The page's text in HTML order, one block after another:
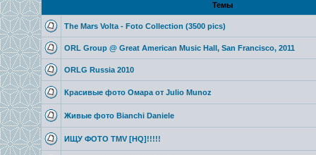
Темы
The Mars Volta - Foto Collection (3500 pics)
ORL Group @ Great American Music Hall, San Francisco, 2011
ORLG Russia 2010
Красивые фото Омара от Julio Munoz
Живые фото Bianchi Daniele
ИЩУ ФОТО TMV [HQ]!!!!!